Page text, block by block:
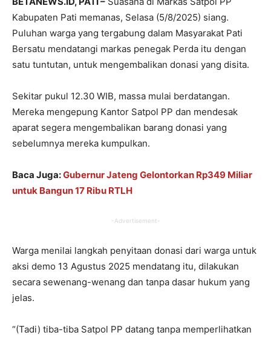
Kabupaten Pati memanas, Selasa (5/8/2025) siang.
Puluhan warga yang tergabung dalam Masyarakat Pati
Bersatu mendatangi markas penegak Perda itu dengan
satu tuntutan, untuk mengembalikan donasi yang disita.
Sekitar pukul 12.30 WIB, massa mulai berdatangan.
Mereka mengepung Kantor Satpol PP dan mendesak
aparat segera mengembalikan barang donasi yang
sebelumnya mereka kumpulkan.
Baca Juga:Gubernur Jateng Gelontorkan Rp349 Miliar
untuk Bangun 17 Ribu RTLH
-Advertisement-
Warga menilai langkah penyitaan donasi dari warga untuk
aksi demo 13 Agustus 2025 mendatang itu, dilakukan
secara sewenang-wenang dan tanpa dasar hukum yang
jelas.
“(Tadi) tiba-tiba Satpol PP datang tanpa memperlihatkan